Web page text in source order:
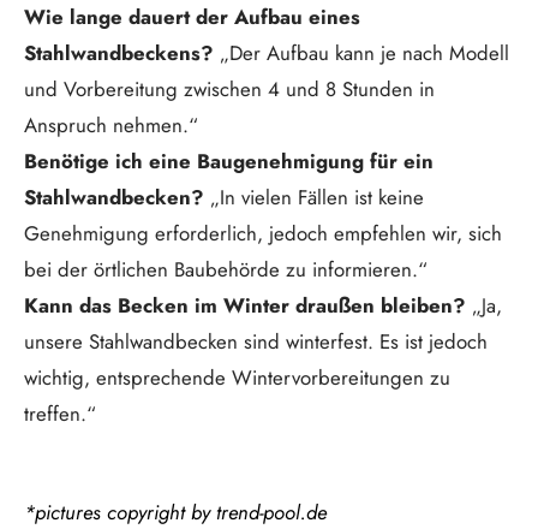
Wie lange dauert der Aufbau eines
Stahlwandbeckens? „Der Aufbau kann je nach Modell
und Vorbereitung zwischen 4 und 8 Stunden in
Anspruch nehmen.“
Benötige ich eine Baugenehmigung für ein
Stahlwandbecken? „In vielen Fällen ist keine
Genehmigung erforderlich, jedoch empfehlen wir, sich
bei der örtlichen Baubehörde zu informieren.“
Kann das Becken im Winter draußen bleiben? „Ja,
unsere Stahlwandbecken sind winterfest. Es ist jedoch
wichtig, entsprechende Wintervorbereitungen zu
treffen.“
*pictures copyright by trend-pool.de